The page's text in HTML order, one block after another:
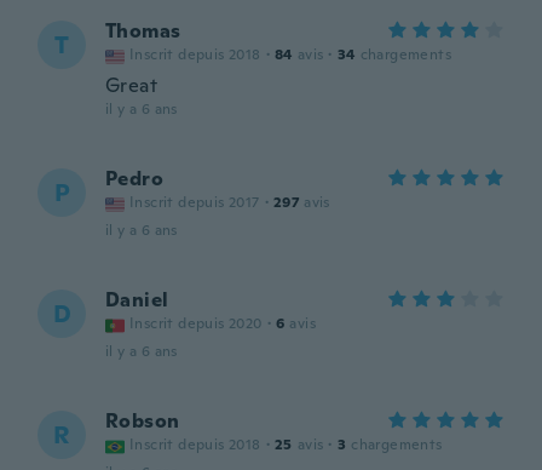
T Thomas
Inscrit depuis 2018 · 84 avis · 34 chargements
Great
il y a 6 ans
P Pedro
Inscrit depuis 2017 · 297 avis
il y a 6 ans
D Daniel
Inscrit depuis 2020 · 6 avis
il y a 6 ans
R Robson
Inscrit depuis 2018 · 25 avis · 3 chargements